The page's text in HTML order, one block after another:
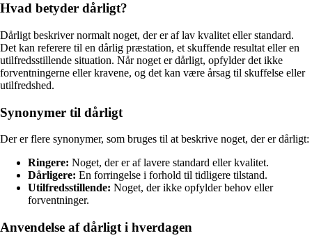
Hvad betyder dårligt?
Dårligt beskriver normalt noget, der er af lav kvalitet eller standard.
Det kan referere til en dårlig præstation, et skuffende resultat eller en
utilfredsstillende situation. Når noget er dårligt, opfylder det ikke
forventningerne eller kravene, og det kan være årsag til skuffelse eller
utilfredshed.
Synonymer til dårligt
Der er flere synonymer, som bruges til at beskrive noget, der er dårligt:
Ringere: Noget, der er af lavere standard eller kvalitet.
Dårligere: En forringelse i forhold til tidligere tilstand.
Utilfredsstillende: Noget, der ikke opfylder behov eller
forventninger.
Anvendelse af dårligt i hverdagen